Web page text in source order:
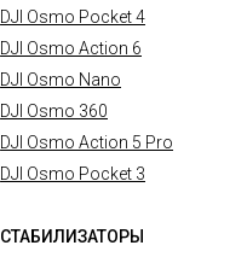
DJI Osmo Pocket 4
DJI Osmo Action 6
DJI Osmo Nano
DJI Osmo 360
DJI Osmo Action 5 Pro
DJI Osmo Pocket 3
СТАБИЛИЗАТОРЫ